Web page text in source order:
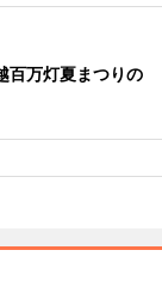
万灯夏まつりの